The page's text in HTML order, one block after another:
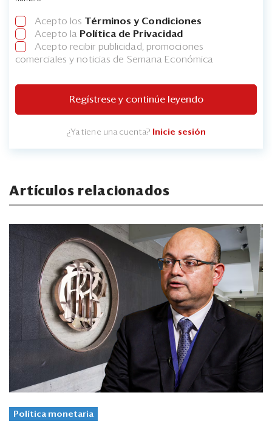
Acepto los Términos y Condiciones
Acepto la Política de Privacidad
Acepto recibir publicidad, promociones
comerciales y noticias de Semana Económica
Regístrese y continúe leyendo
¿Ya tiene una cuenta? Inicie sesión
Artículos relacionados
Política monetaria